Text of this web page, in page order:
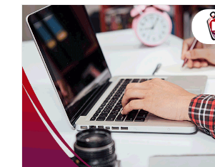
و المدونين والصحفيين 2025